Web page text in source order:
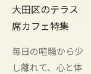
大田区のテラス
席カフェ特集
毎日の喧騒から少
し離れて、心と体